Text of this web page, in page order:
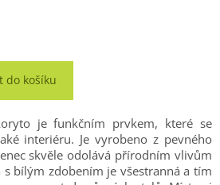
do košíku
je funkčním prvkem, které se
interiéru. Je vyrobeno z pevného
skvěle odolává přírodním vlivům
s bílým zdobením je všestranná a tím